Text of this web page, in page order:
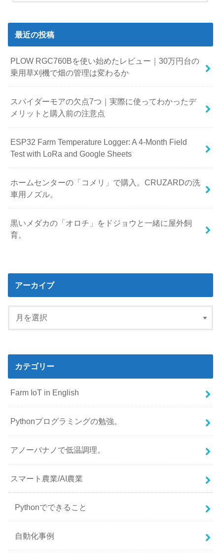
最近の投稿
PLOW RGC760Bを使い始めたレビュー｜30万円台の
乗用草刈機で畑の管理は変わるか
スパイダーモアの欠点7つ｜実際に使ってわかったデ
メリットと購入前の注意点
ESP32 Farm Temperature Logger: A 4-Month Field
Test with LoRa and Google Sheets
ホームセンターの「コメリ」で購入。CRUZARDの洗
車用ノズル。
黒いメダカの「オロチ」をドジョウと一緒に屋外飼
育。
アーカイブ
カテゴリー
Farm IoT in English
Pythonプログラミングの勉強。
アノーバナノで低温調理。
スマート農業/AI農業
Pythonでできること
自動化事例